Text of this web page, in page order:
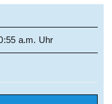
a.m. Uhr